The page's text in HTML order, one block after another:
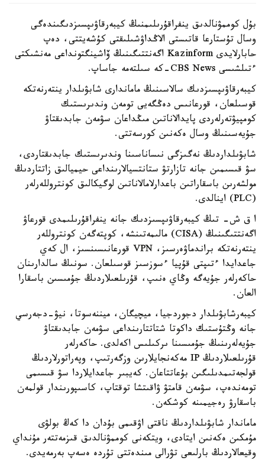
بۇل كوممۋنالدىق ينفراقۇرىلىمنىڭ كيبەرقاۋىپسىزدىگىندەگى
وسال تۇستارعا قاتىستى الاڭداۋشىلىقتى كۇشەيتتى، دەپ
حابارلايدى Kazinform اگەنتتىگىنىڭ ۆاشينگتونداعى مەنشىكتى
ءتىلشىسى CBS News-كە سىلتەمە جاساپ.
كيبەرقاۋىپسىزدىك سالاسىنىڭ ماماندارى شابۋىلدار ينتەرنەتكە
قوسىلعان، قورعانىس دەڭگەيى تومەن وندىرىستىك
كومپيۋتەرلەردى پايدالاناتىن مىڭداعان سۋمەن جابدىقتاۋ
جۇيەسىنىڭ وسال ەكەنىن كورسەتتى.
شابۋىلداردىڭ نەگىزگى نىساناسىنا وندىرىستىك جابدىقتاردى،
سۋ قىسىمىن جانە تازارتۋ ستانتسيالارىنداعى حيميالىق زاتتاردىڭ
مولشەرىن باسقاراتىن باعدارلامالاناتىن لوگيكالىق كونتروللەرلەر
(PLC) اينالدى.
ا ق ش- تىڭ كيبەرقاۋىپسىزدىك جانە ينفراقۇرىلىمدى قورعاۋ
اگەنتتىگىنىڭ (CISA) مالىمەتىنشە، كوپتەگەن كونتروللەر
ينتەرنەتكە براندماۋەرسىز، VPN قورعانىسىنسىز، ال كەي
جاعدايدا ءتىپتى قۇپيا ءسوزسىز قوسىلعان. سونىڭ سالدارىنان
حاكەرلەر جۇيەگە وڭاي ەنىپ، قۇرىلعىلاردىڭ جۇمىسىن باسقارا
العان.
كيبەرشابۋىلدار دجوردجيا، ميچيگان، ميننەسوتا، نيۋ-دجەرسي
جانە وڭتۇستىك داكوتا شتاتتارىنداعى سۋمەن جابدىقتاۋ
جۇيەلەرىنىڭ جۇمىسىنا ىركىلىس اكەلدى. حاكەرلەر
قۇرىلعىلاردىڭ IP مەكەنجايلارىن وزگەرتىپ، وپەراتورلاردىڭ
قولجەتىمدىلىگىن بۇعاتتاعان. كەيبىر جاعدايلاردا سۋ قىسىمى
تومەندەپ، سۋمەن قامتۋ ۋاقىتشا توقتاپ، كاسىپورىندار قولمەن
باسقارۋ رەجيمىنە كوشكەن.
ماماندار شابۋىلداردىڭ ناقتى اۋقىمى بۇدان دا كەڭ بولۋى
مۇمكىن ەكەنىن ايتادى، ويتكەنى كوممۋنالدىق قىزمەتتەر مۇنداي
وقيعالاردىڭ بارلىعى تۋرالى مىندەتتى تۇردە ەسەپ بەرمەيدى.